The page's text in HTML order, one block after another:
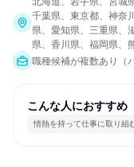
千葉県、東京都、神奈
県、愛知県、三重県、
県、香川県、福岡県、
職種候補が複数あり（
こんな人におすすめ
情熱を持って仕事に取り組